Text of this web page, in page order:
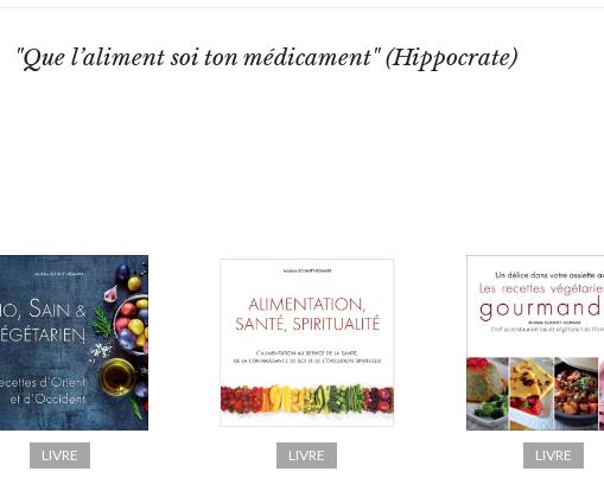
"Que l’aliment soi ton médicament" (Hippocrate)
LIVRE LIVRE LIVRE